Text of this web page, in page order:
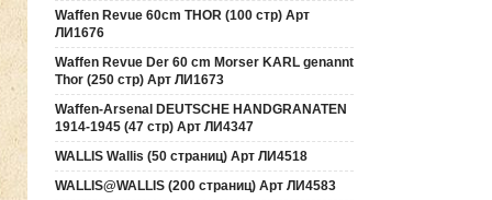
Waffen Revue 60cm THOR (100 стр) Арт
ЛИ1676
Waffen Revue Der 60 cm Morser KARL genannt
Thor (250 стр) Арт ЛИ1673
Waffen-Arsenal DEUTSCHE HANDGRANATEN
1914-1945 (47 стр) Арт ЛИ4347
WALLIS Wallis (50 страниц) Арт ЛИ4518
WALLIS@WALLIS (200 страниц) Арт ЛИ4583